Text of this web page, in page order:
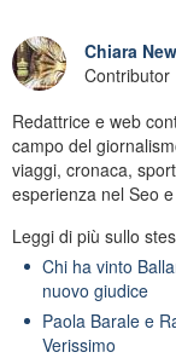
Chiara
Contributor
Redattrice e web
campo del
viaggi, cronaca,
esperienza nel Seo
Leggi di più sullo
Chi ha vinto
nuovo giudice
Paola Barale e
Verissimo